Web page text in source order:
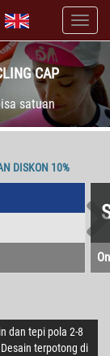
CAP
satuan
DISKON 10%
dan tepi pola 2-8
terpotong di